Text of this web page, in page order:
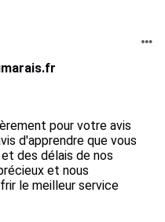
pour votre avis
d'apprendre que vous
des délais de nos
et nous
le meilleur service